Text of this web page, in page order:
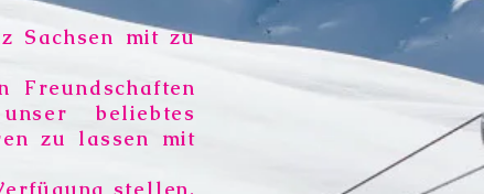
Sachsen mit zu
beliebtes
zu lassen mit